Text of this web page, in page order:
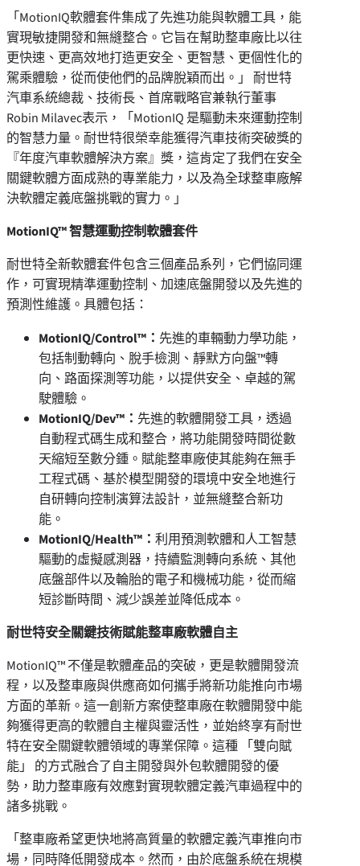
「MotionIQ軟體套件集成了先進功能與軟體工具，能
實現敏捷開發和無縫整合。它旨在幫助整車廠比以往
更快速、更高效地打造更安全、更智慧、更個性化的
駕乘體驗，從而使他們的品牌脫穎而出。」 耐世特
汽車系統總裁、技術長、首席戰略官兼執行董事
Robin Milavec表示，「MotionIQ 是驅動未來運動控制
的智慧力量。耐世特很榮幸能獲得汽車技術突破獎的
『年度汽車軟體解決方案』獎，這肯定了我們在安全
關鍵軟體方面成熟的專業能力，以及為全球整車廠解
決軟體定義底盤挑戰的實力。」
MotionIQ™ 智慧運動控制軟體套件
耐世特全新軟體套件包含三個產品系列，它們協同運
作，可實現精準運動控制、加速底盤開發以及先進的
預測性維護。具體包括：
MotionIQ/Control™： 先進的車輛動力學功能，
包括制動轉向、脫手檢測、靜默方向盤™轉
向、路面探測等功能，以提供安全、卓越的駕
駛體驗。
MotionIQ/Dev™： 先進的軟體開發工具，透過
自動程式碼生成和整合，將功能開發時間從數
天縮短至數分鍾。賦能整車廠使其能夠在無手
工程式碼、基於模型開發的環境中安全地進行
自研轉向控制演算法設計，並無縫整合新功
能。
MotionIQ/Health™： 利用預測軟體和人工智慧
驅動的虛擬感測器，持續監測轉向系統、其他
底盤部件以及輪胎的電子和機械功能，從而縮
短診斷時間、減少誤差並降低成本。
耐世特安全關鍵技術賦能整車廠軟體自主
MotionIQ™ 不僅是軟體產品的突破，更是軟體開發流
程，以及整車廠與供應商如何攜手將新功能推向市場
方面的革新。這一創新方案使整車廠在軟體開發中能
夠獲得更高的軟體自主權與靈活性，並始終享有耐世
特在安全關鍵軟體領域的專業保障。這種 「雙向賦
能」 的方式融合了自主開發與外包軟體開發的優
勢，助力整車廠有效應對實現軟體定義汽車過程中的
諸多挑戰。
「整車廠希望更快地將高質量的軟體定義汽車推向市
場，同時降低開發成本。然而，由於底盤系統在規模